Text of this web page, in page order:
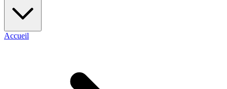
Accueil